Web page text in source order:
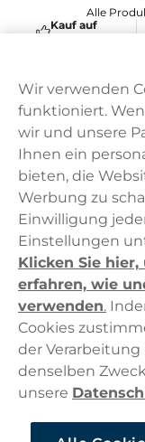
Alle
Kauf auf
Rechnung
Wir verwenden
funktioniert.
wir und unsere
Ihnen ein
bieten, die
Werbung zu
Einwilligung
Einstellungen
Klicken Sie
erfahren, wie
verwenden.
Cookies
der
denselben
unsere